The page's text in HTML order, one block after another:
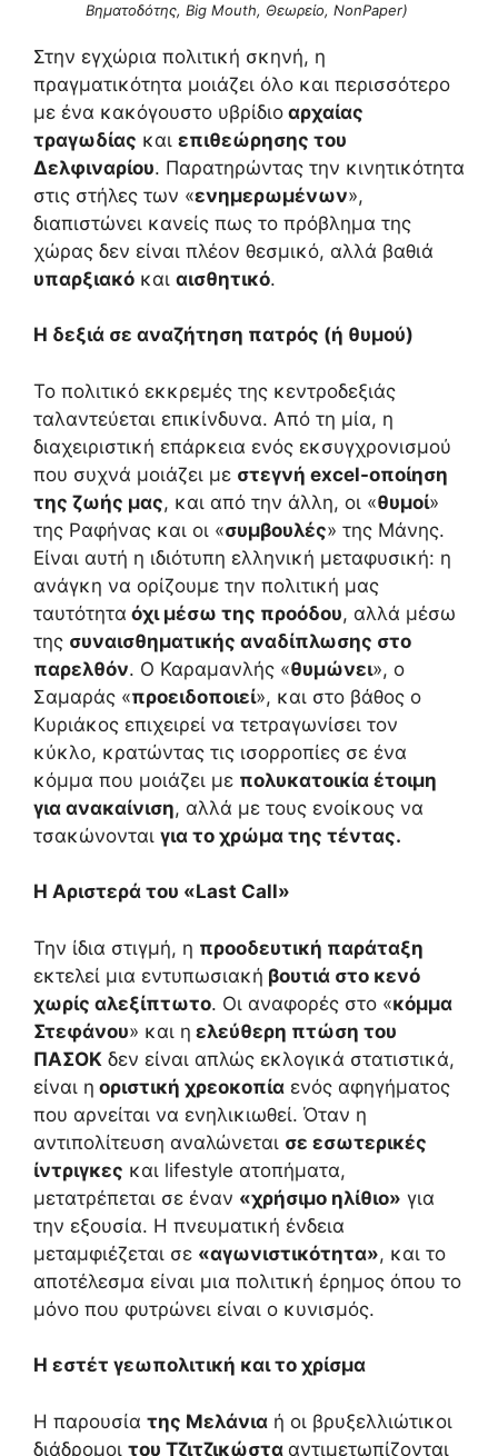
Βηματοδότης, Big Mouth, Θεωρείο, NonPaper)
Στην εγχώρια πολιτική σκηνή, η
πραγματικότητα μοιάζει όλο και περισσότερο
με ένα κακόγουστο υβρίδιο αρχαίας
τραγωδίας και επιθεώρησης του
Δελφιναρίου. Παρατηρώντας την κινητικότητα
στις στήλες των «ενημερωμένων»,
διαπιστώνει κανείς πως το πρόβλημα της
χώρας δεν είναι πλέον θεσμικό, αλλά βαθιά
υπαρξιακό και αισθητικό.
Η δεξιά σε αναζήτηση πατρός (ή θυμού)
Το πολιτικό εκκρεμές της κεντροδεξιάς
ταλαντεύεται επικίνδυνα. Από τη μία, η
διαχειριστική επάρκεια ενός εκσυγχρονισμού
που συχνά μοιάζει με στεγνή excel-οποίηση
της ζωής μας, και από την άλλη, οι «θυμοί»
της Ραφήνας και οι «συμβουλές» της Μάνης.
Είναι αυτή η ιδιότυπη ελληνική μεταφυσική: η
ανάγκη να ορίζουμε την πολιτική μας
ταυτότητα όχι μέσω της προόδου, αλλά μέσω
της συναισθηματικής αναδίπλωσης στο
παρελθόν. Ο Καραμανλής «θυμώνει», ο
Σαμαράς «προειδοποιεί», και στο βάθος ο
Κυριάκος επιχειρεί να τετραγωνίσει τον
κύκλο, κρατώντας τις ισορροπίες σε ένα
κόμμα που μοιάζει με πολυκατοικία έτοιμη
για ανακαίνιση, αλλά με τους ενοίκους να
τσακώνονται για το χρώμα της τέντας.
Η Αριστερά του «Last Call»
Την ίδια στιγμή, η προοδευτική παράταξη
εκτελεί μια εντυπωσιακή βουτιά στο κενό
χωρίς αλεξίπτωτο. Οι αναφορές στο «κόμμα
Στεφάνου» και η ελεύθερη πτώση του
ΠΑΣΟΚ δεν είναι απλώς εκλογικά στατιστικά,
είναι η οριστική χρεοκοπία ενός αφηγήματος
που αρνείται να ενηλικιωθεί. Όταν η
αντιπολίτευση αναλώνεται σε εσωτερικές
ίντριγκες και lifestyle ατοπήματα,
μετατρέπεται σε έναν «χρήσιμο ηλίθιο» για
την εξουσία. Η πνευματική ένδεια
μεταμφιέζεται σε «αγωνιστικότητα», και το
αποτέλεσμα είναι μια πολιτική έρημος όπου το
μόνο που φυτρώνει είναι ο κυνισμός.
Η εστέτ γεωπολιτική και το χρίσμα
Η παρουσία της Μελάνια ή οι βρυξελλιώτικοι
διάδρομοι του Τζιτζικώστα αντιμετωπίζονται